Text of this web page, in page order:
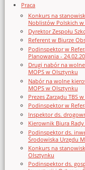
Praca
Konkurs na
Noblistów Polskich
Dyrektor Zespołu
Referent w Biurze
Podinspektor w
Planowania -
Drugi nabór na
MOPS w Olsztynku
Nabór na wolne
MOPS w Olsztynku
Prezes Zarządu TBS
Podinspektor w
Inspektor ds.
Kierownik Biura
Podinspektor ds.
Środowiska Urzędu
Konkurs na
Olsztynku
Podinspektor ds.